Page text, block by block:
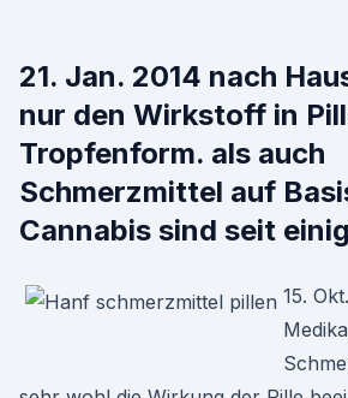
21. Jan. 2014 nach
nur den Wirkstoff in
Tropfenform. als auch
Schmerzmittel auf
Cannabis sind seit
15.